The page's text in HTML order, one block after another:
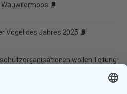
Vogel des Jahres 2025
wollen Tötung